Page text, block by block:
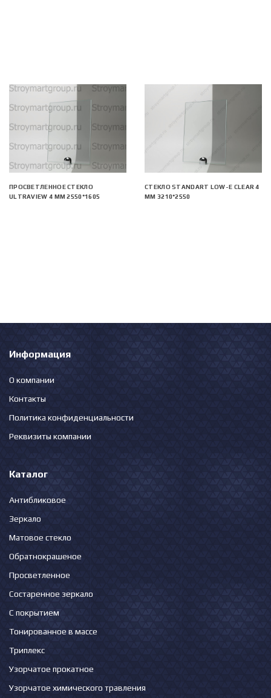
ПРОСВЕТЛЕННОЕ СТЕКЛО
ULTRAVIEW 4 ММ 2550*1605
СТЕКЛО STANDART LOW-E CLEAR 4
ММ 3210*2550
Информация
О компании
Контакты
Политика конфиденциальности
Реквизиты компании
Каталог
Антибликовое
Зеркало
Матовое стекло
Обратнокрашеное
Просветленное
Состаренное зеркало
С покрытием
Тонированное в массе
Триплекс
Узорчатое прокатное
Узорчатое химического травления